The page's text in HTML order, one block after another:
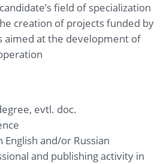
field of specialization
creation of projects funded by
aimed at the development of
evtl. doc.
and/or Russian
and publishing activity in